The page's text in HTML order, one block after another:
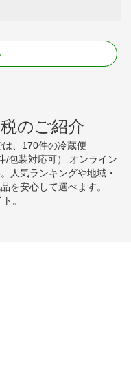
のご紹介
、170件の冷蔵便
/包装対応可） オンライン
人気ランキングや地域・
を安心して選べます。
。